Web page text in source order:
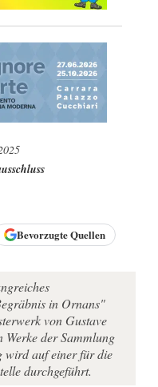
Bevorzugte Quellen
in Ornans"
von Gustave
Werke der Sammlung
wird auf einer für die
durchgeführt.